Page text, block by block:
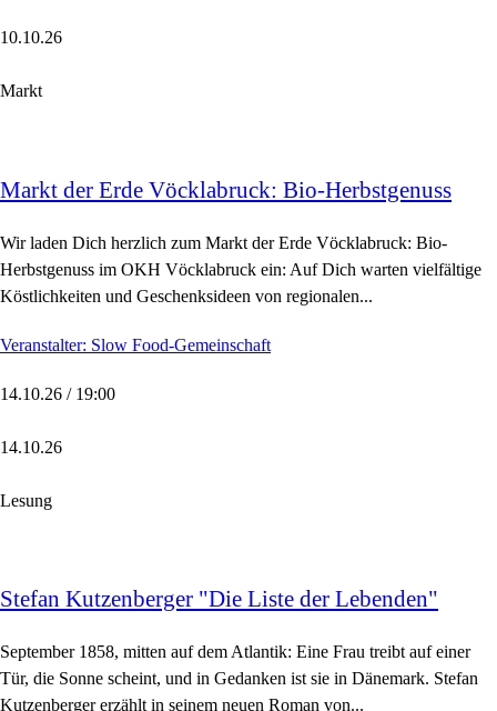
10.10.26
Markt
Markt der Erde Vöcklabruck: Bio-Herbstgenuss
Wir laden Dich herzlich zum Markt der Erde Vöcklabruck: Bio-
Herbstgenuss im OKH Vöcklabruck ein: Auf Dich warten vielfältige
Köstlichkeiten und Geschenksideen von regionalen...
Veranstalter: Slow Food-Gemeinschaft
14.10.26 / 19:00
14.10.26
Lesung
Stefan Kutzenberger "Die Liste der Lebenden"
September 1858, mitten auf dem Atlantik: Eine Frau treibt auf einer
Tür, die Sonne scheint, und in Gedanken ist sie in Dänemark. Stefan
Kutzenberger erzählt in seinem neuen Roman von...